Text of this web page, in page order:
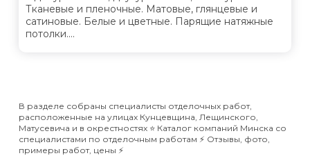
Тканевые и пленочные. Матовые, глянцевые и
сатиновые. Белые и цветные. Парящие натяжные
потолки....
В разделе собраны специалисты отделочных работ,
расположенные на улицах Кунцевщина, Лещинского,
Матусевича и в окрестностях ⭐️ Каталог компаний Минска со
специалистами по отделочным работам ⚡️ Отзывы, фото,
примеры работ, цены ⚡️